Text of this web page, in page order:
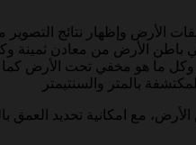
الأرض وإظهار نتائج التصوير
باطن الأرض من معادن ثمينة
ما هو مخفي تحت الأرض كما
بالمتر والسنتيمتر
مع امكانية تحديد العمق